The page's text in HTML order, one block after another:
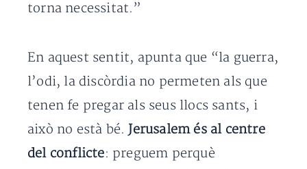
torna necessitat.”
En aquest sentit, apunta que “la guerra,
l’odi, la discòrdia no permeten als que
tenen fe pregar als seus llocs sants, i
això no està bé. Jerusalem és al centre
del conflicte: preguem perquè